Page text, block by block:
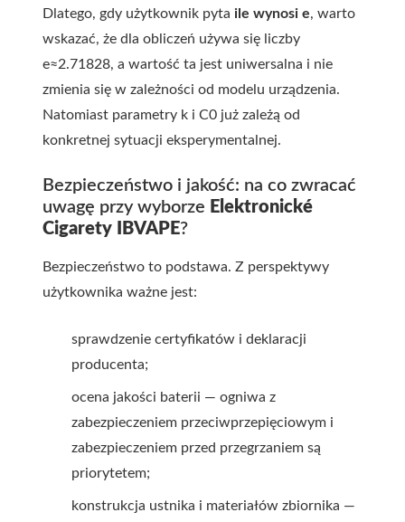
Dlatego, gdy użytkownik pyta ile wynosi e, warto
wskazać, że dla obliczeń używa się liczby
e≈2.71828, a wartość ta jest uniwersalna i nie
zmienia się w zależności od modelu urządzenia.
Natomiast parametry k i C0 już zależą od
konkretnej sytuacji eksperymentalnej.
Bezpieczeństwo i jakość: na co zwracać
uwagę przy wyborze Elektronické
Cigarety IBVAPE?
Bezpieczeństwo to podstawa. Z perspektywy
użytkownika ważne jest:
sprawdzenie certyfikatów i deklaracji
producenta;
ocena jakości baterii — ogniwa z
zabezpieczeniem przeciwprzepięciowym i
zabezpieczeniem przed przegrzaniem są
priorytetem;
konstrukcja ustnika i materiałów zbiornika —